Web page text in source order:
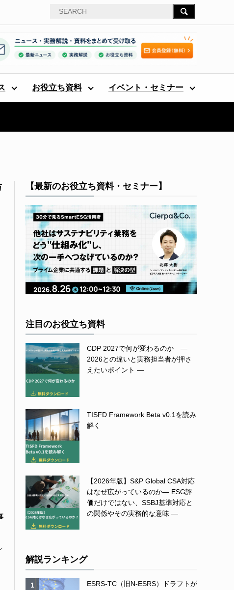
お役立ち資料 イベント・セミナー
【最新のお役立ち資料・セミナー】
注目のお役立ち資料
CDP 2027で何が変わるのか ―
2026との違いと実務担当者が押さ
えたいポイント ―
TISFD Framework Beta v0.1を読み
解く
【2026年版】S&P Global CSA対応
はなぜ広がっているのか― ESG評
価だけではない、SSBJ基準対応と
の関係やその実務的な意味 ―
解説ランキング
1
ESRS-TC（旧N-ESRS）ドラフトが